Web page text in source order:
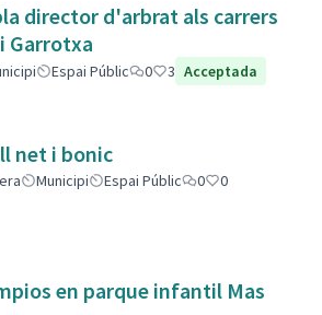
director d'arbrat als carrers
Garrotxa
Espai Públic 0 3 Acceptada
net i bonic
Municipi Espai Públic 0
0
en parque infantil Mas